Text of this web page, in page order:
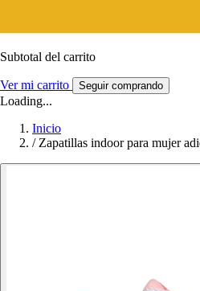
Subtotal del carrito
Ver mi carrito Seguir comprando
Loading...
Inicio
/ Zapatillas indoor para mujer